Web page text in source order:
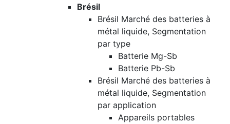
Brésil
Brésil Marché des batteries à
métal liquide, Segmentation
par type
Batterie Mg-Sb
Batterie Pb-Sb
Brésil Marché des batteries à
métal liquide, Segmentation
par application
Appareils portables